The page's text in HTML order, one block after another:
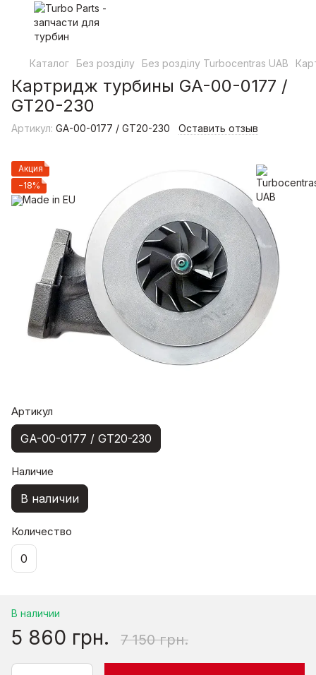
Каталог Без розділу Без розділу Turbocentras UAB
Картридж турбины GA-00-0177 /
GT20-230
Артикул: GA-00-0177 / GT20-230 Оставить отзыв
Акция
−18%
Артикул
GA-00-0177 / GT20-230
Наличие
В наличии
Количество
0
В наличии
5 860 грн. 7 150 грн.